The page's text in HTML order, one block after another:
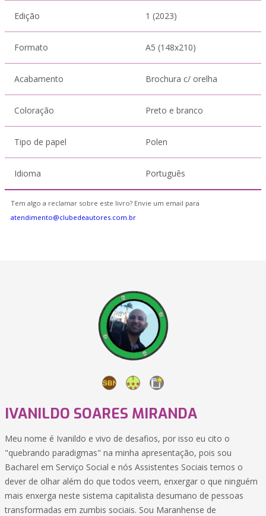
Edição 1 (2023)
Formato A5 (148x210)
Acabamento Brochura c/ orelha
Coloração Preto e branco
Tipo de papel Polen
Idioma Português
Tem algo a reclamar sobre este livro? Envie um email para
atendimento@clubedeautores.com.br
IVANILDO SOARES MIRANDA
Meu nome é Ivanildo e vivo de desafios, por isso eu cito o
"quebrando paradigmas" na minha apresentação, pois sou
Bacharel em Serviço Social e nós Assistentes Sociais temos o
dever de olhar além do que todos veem, enxergar o que ninguém
mais enxerga neste sistema capitalista desumano de pessoas
transformadas em zumbis sociais. Sou Maranhense de